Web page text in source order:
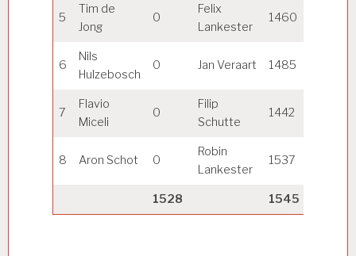
5
Tim de
Jong
0
Felix
Lankester
1460
6
Nils
Hulzebosch
0 Jan Veraart 1485
7
Flavio
Miceli
0
Filip
Schutte
1442
8 Aron Schot 0
Robin
Lankester
1537
1528 1545